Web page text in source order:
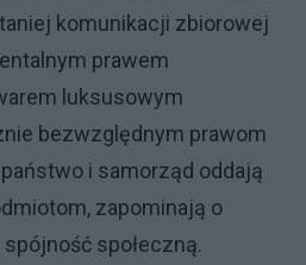
komunikacji zbiorowej
prawem
luksusowym
bezwzględnym prawom
i samorząd oddają
zapominają o
społeczną.